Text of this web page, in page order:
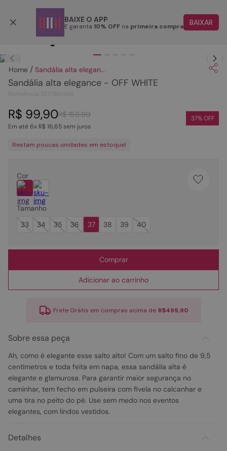
BAIXE O APP
E garanta 10% OFF na primeira compra BAIXAR
Sandália alta elegance - OFF WHITE
Sandália alta elegance - OFF WHITE
R$ 159,90
R$ 99,90
Em até6x R$16,65sem juros
37% OFF
Restam poucas unidades em estoque!
Cor
Tamanho
33
34 35 36 37 38 39 40
Comprar
Adicionar ao carrinho
Frete Grátis em compras acima de R$499,90
Sobre essa peça
Ah, como é elegante esse salto alto! Com um salto fino de 9,5
centímetros e toda feita em napa, essa sandália alta é
elegante e glamurosa. Para garantir maior segurança no
caminhar, tem fecho em pulseira com fivela no calcanhar e
uma tira no peito do pé. Use sem medo nos eventos
elegantes, com lindos vestidos.
Detalhes
1
2º
tenis
4º
sandalia
5º
rasteira
6º
tamanco
sapatilha
óculos
10º couro